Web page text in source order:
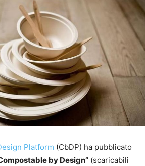
Platform (CbDP) ha pubblicato
by Design” (scaricabili